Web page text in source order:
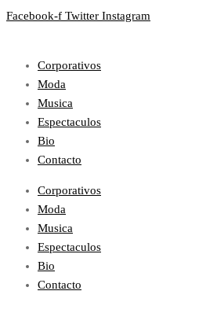
Facebook-f Twitter Instagram
Corporativos
Moda
Musica
Espectaculos
Bio
Contacto
Corporativos
Moda
Musica
Espectaculos
Bio
Contacto